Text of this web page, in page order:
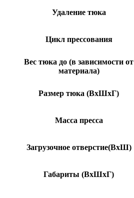
Удаление тюка
Цикл прессования
Вес тюка до (в зависимости от
материала)
Размер тюка (ВxШxГ)
Масса пресса
Загрузочное отверстие(ВxШ)
Габариты (ВxШxГ)